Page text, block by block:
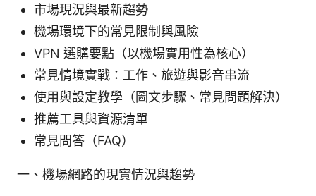
市場現況與最新趨勢
機場環境下的常見限制與風險
VPN 選購要點（以機場實用性為核心）
常見情境實戰：工作、旅遊與影音串流
使用與設定教學（圖文步驟、常見問題解決）
推薦工具與資源清單
常見問答（FAQ）
一、機場網路的現實情況與趨勢